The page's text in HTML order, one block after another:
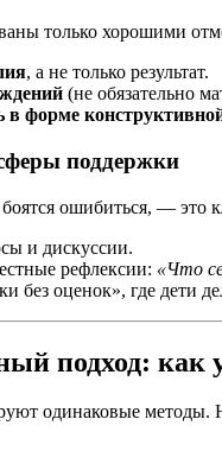
только хорошими
, а не только результат.
(не обязательно
в форме
поддержки
ошибиться, — это
и дискуссии.
рефлексии: «Что
без оценок», где дети
подход: как
одинаковые